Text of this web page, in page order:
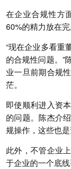
在企业合规性方
60%的精力放在完
“现在企业多看重
的合规性问题。”
业一旦前期合规
茫。
即使顺利进入资
的问题。陈杰介
规操作，这些也是
此外，不管企业
于企业的一个底线